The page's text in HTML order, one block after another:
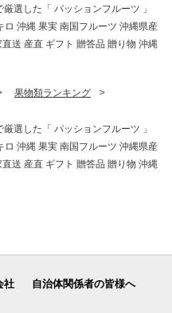
選した「 パッションフルーツ 」
ロ 沖縄 果実 南国フルーツ 沖縄県産
送 産直 ギフト 贈答品 贈り物 沖縄
果物類ランキング
選した「 パッションフルーツ 」
ロ 沖縄 果実 南国フルーツ 沖縄県産
送 産直 ギフト 贈答品 贈り物 沖縄
社 自治体関係者の皆様へ